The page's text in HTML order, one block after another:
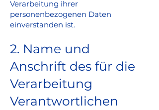
Verarbeitung ihrer
personenbezogenen Daten
einverstanden ist.
2. Name und
Anschrift des für die
Verarbeitung
Verantwortlichen